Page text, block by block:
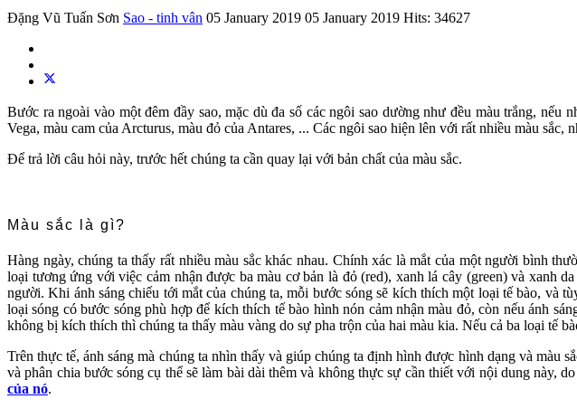
Đặng Vũ Tuấn Sơn Sao - tinh vân 05 January 2019 05 January 2019 Hits: 34627
Bước ra ngoài vào một đêm đầy sao, mặc dù đa số các ngôi sao dường như đều màu trắng,
Vega, màu cam của Arcturus, màu đỏ của Antares, ... Các ngôi sao hiện lên với rất nhiều màu sắc,
Để trả lời câu hỏi này, trước hết chúng ta cần quay lại với bản chất của màu sắc.
Màu sắc là gì?
Hàng ngày, chúng ta thấy rất nhiều màu sắc khác nhau. Chính xác là mắt của một người bình
loại tương ứng với việc cảm nhận được ba màu cơ bản là đỏ (red), xanh lá cây (green) và xanh
người. Khi ánh sáng chiếu tới mắt của chúng ta, mỗi bước sóng sẽ kích thích một loại tế bào, và
loại sóng có bước sóng phù hợp để kích thích tế bào hình nón cảm nhận màu đỏ, còn nếu ánh
không bị kích thích thì chúng ta thấy màu vàng do sự pha trộn của hai màu kia. Nếu cả ba loại tế
Trên thực tế, ánh sáng mà chúng ta nhìn thấy và giúp chúng ta định hình được hình dạng và
và phân chia bước sóng cụ thể sẽ làm bài dài thêm và không thực sự cần thiết với nội dung này,
của nó.